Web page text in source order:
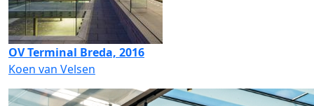
OV Terminal Breda, 2016
Koen van Velsen